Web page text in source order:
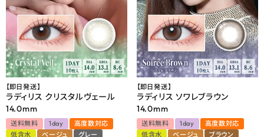
【即日発送】
ラディリス クリスタルヴェール
14.0mm
送料無料 1day
高度数対応
低含水
ベージュ
グレー
【即日発送】
ラディリス ソワレブラウン
14.0mm
送料無料 1day
高度数対応
低含水
ベージュ
ブラウン